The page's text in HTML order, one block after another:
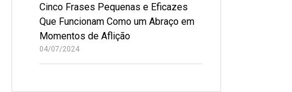
Cinco Frases Pequenas e Eficazes
Que Funcionam Como um Abraço em
Momentos de Aflição
04/07/2024